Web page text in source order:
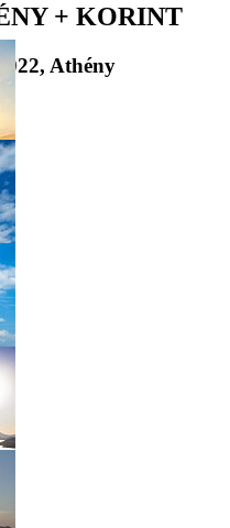
+ KORINT
Athény